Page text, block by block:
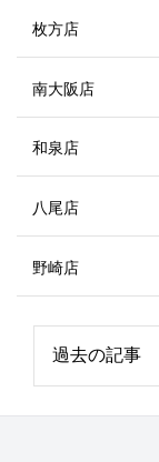
枚方店
南大阪店
和泉店
八尾店
野崎店